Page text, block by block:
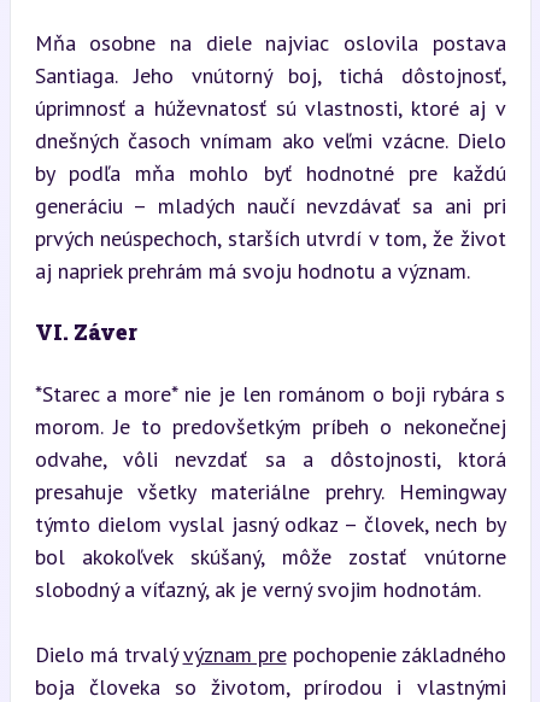
Mňa osobne na diele najviac oslovila postava
Santiaga. Jeho vnútorný boj, tichá dôstojnosť,
úprimnosť a húževnatosť sú vlastnosti, ktoré aj v
dnešných časoch vnímam ako veľmi vzácne. Dielo
by podľa mňa mohlo byť hodnotné pre každú
generáciu – mladých naučí nevzdávať sa ani pri
prvých neúspechoch, starších utvrdí v tom, že život
aj napriek prehrám má svoju hodnotu a význam.
VI. Záver
*Starec a more* nie je len románom o boji rybára s
morom. Je to predovšetkým príbeh o nekonečnej
odvahe, vôli nevzdať sa a dôstojnosti, ktorá
presahuje všetky materiálne prehry. Hemingway
týmto dielom vyslal jasný odkaz – človek, nech by
bol akokoľvek skúšaný, môže zostať vnútorne
slobodný a víťazný, ak je verný svojim hodnotám.
Dielo má trvalý význam pre pochopenie základného
boja človeka so životom, prírodou i vlastnými